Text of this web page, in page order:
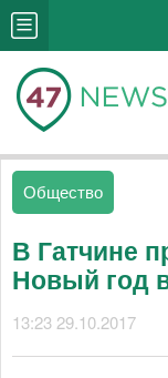
Общество
В Гатчине
Новый год
13:23 29.10.2017